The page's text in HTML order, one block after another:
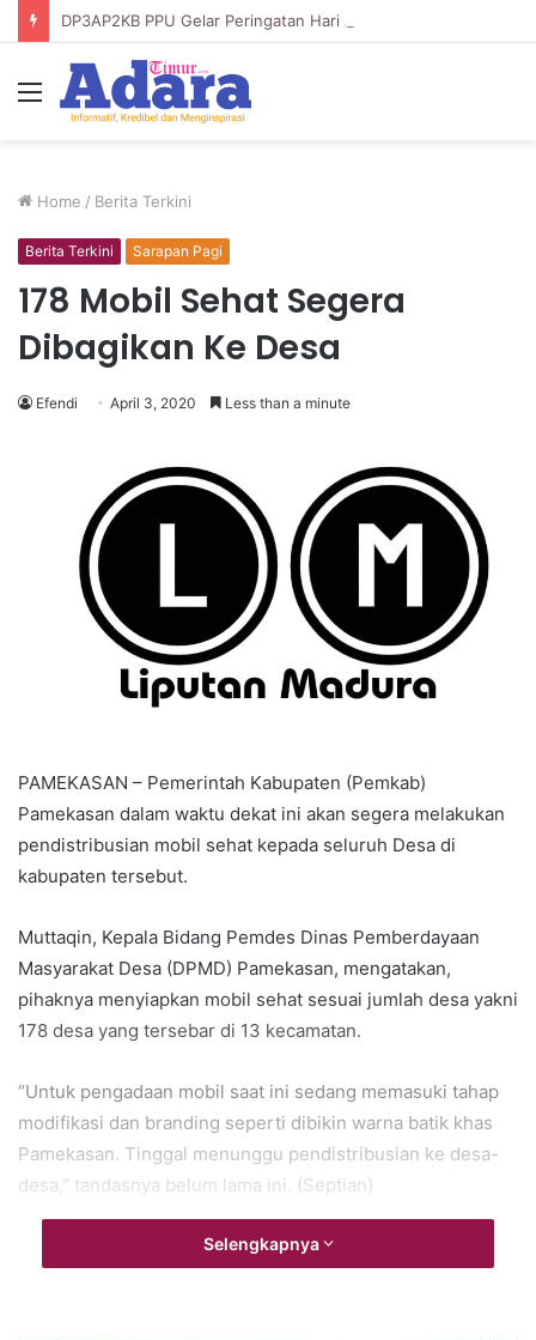
Menu
Home / Berita Terkini
Berita Terkini Sarapan Pagi
178 Mobil Sehat Segera
Dibagikan Ke Desa
Efendi April 3, 2020 Less than a minute
PAMEKASAN – Pemerintah Kabupaten (Pemkab)
Pamekasan dalam waktu dekat ini akan segera melakukan
pendistribusian mobil sehat kepada seluruh Desa di
kabupaten tersebut.
Muttaqin, Kepala Bidang Pemdes Dinas Pemberdayaan
Masyarakat Desa (DPMD) Pamekasan, mengatakan,
pihaknya menyiapkan mobil sehat sesuai jumlah desa yakni
178 desa yang tersebar di 13 kecamatan.
“Untuk pengadaan mobil saat ini sedang memasuki tahap
modifikasi dan branding seperti dibikin warna batik khas
Pamekasan. Tinggal menunggu pendistribusian ke desa-
desa,” tandasnya belum lama ini. (Septian)
Selengkapnya